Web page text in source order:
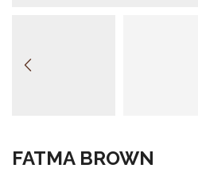
FATMA BROWN